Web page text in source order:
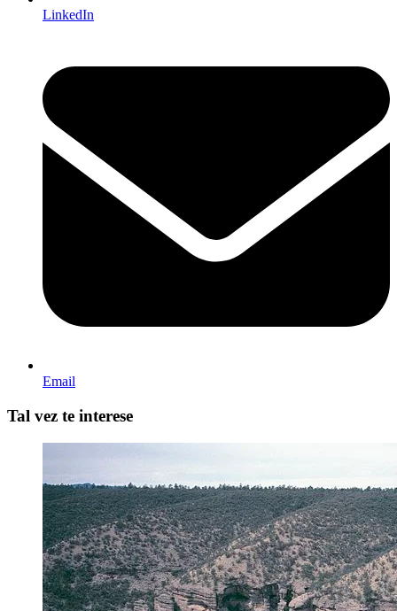
LinkedIn
Email
Tal vez te interese